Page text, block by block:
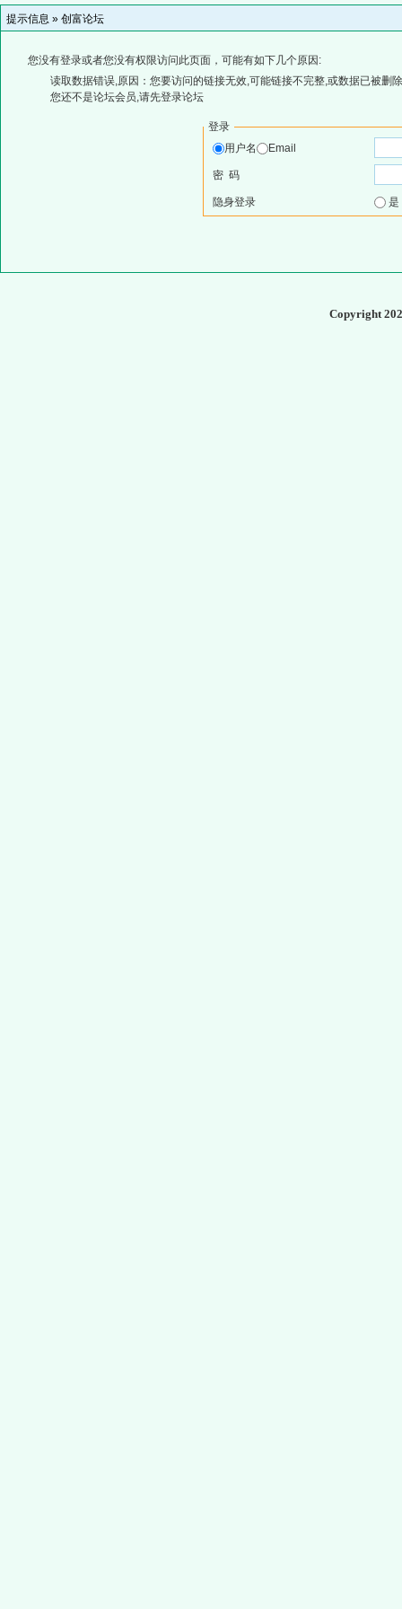
提示信息 » 创富论坛
您没有登录或者您没有权限访问此页面，可能有如下几个原因:
读取数据错误,原因：您要访问的链接无效,可能链接不完整,或数据已被删
您还不是论坛会员,请先登录论坛
登录
用户名
Email
密 码
隐身登录
Copyright